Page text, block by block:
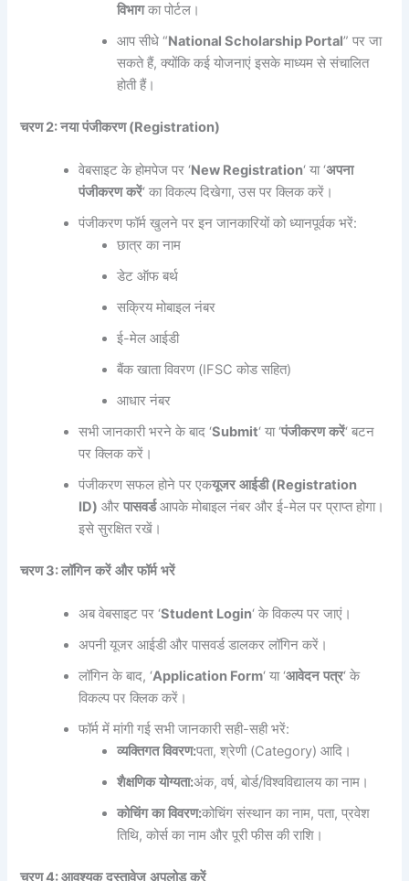
विभागका पोर्टल।
आप सीधे “National Scholarship Portal” पर जा
सकते हैं, क्योंकि कई योजनाएं इसके माध्यम से संचालित
होती हैं।
चरण2:नया पंजीकरण(Registration)
वेबसाइट के होमपेज पर ‘New Registration‘ या ‘अपना
पंजीकरण करें‘ का विकल्प दिखेगा, उस पर क्लिक करें।
पंजीकरण फॉर्म खुलने पर इन जानकारियों को ध्यानपूर्वक भरें:
छात्र का नाम
डेट ऑफ बर्थ
सक्रिय मोबाइल नंबर
ई-मेल आईडी
बैंक खाता विवरण (IFSC कोड सहित)
आधार नंबर
सभी जानकारी भरने के बाद ‘Submit‘ या ‘पंजीकरण करें‘ बटन
पर क्लिक करें।
पंजीकरण सफल होने पर एकयूजर आईडी(Registration
ID) औरपासवर्डआपके मोबाइल नंबर और ई-मेल पर प्राप्त होगा।
इसे सुरक्षित रखें।
चरण3:लॉगिन करें और फॉर्म भरें
अब वेबसाइट पर ‘Student Login‘ के विकल्प पर जाएं।
अपनी यूजर आईडी और पासवर्ड डालकर लॉगिन करें।
लॉगिन के बाद, ‘Application Form‘ या ‘आवेदन पत्र‘ के
विकल्प पर क्लिक करें।
फॉर्म में मांगी गई सभी जानकारी सही-सही भरें:
व्यक्तिगत विवरण:पता, श्रेणी (Category) आदि।
शैक्षणिक योग्यता:अंक, वर्ष, बोर्ड/विश्वविद्यालय का नाम।
कोचिंग का विवरण:कोचिंग संस्थान का नाम, पता, प्रवेश
तिथि, कोर्स का नाम और पूरी फीस की राशि।
चरण4:आवश्यक दस्तावेज अपलोड करें